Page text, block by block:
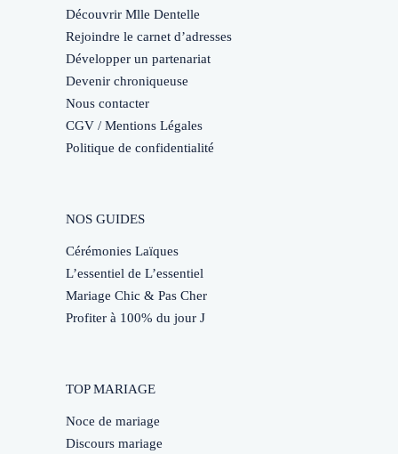
Découvrir Mlle Dentelle
Rejoindre le carnet d’adresses
Développer un partenariat
Devenir chroniqueuse
Nous contacter
CGV / Mentions Légales
Politique de confidentialité
NOS GUIDES
Cérémonies Laïques
L’essentiel de L’essentiel
Mariage Chic & Pas Cher
Profiter à 100% du jour J
TOP MARIAGE
Noce de mariage
Discours mariage